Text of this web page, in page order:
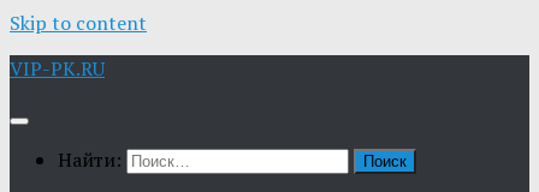
Skip to content
VIP-PK.RU
Найти: